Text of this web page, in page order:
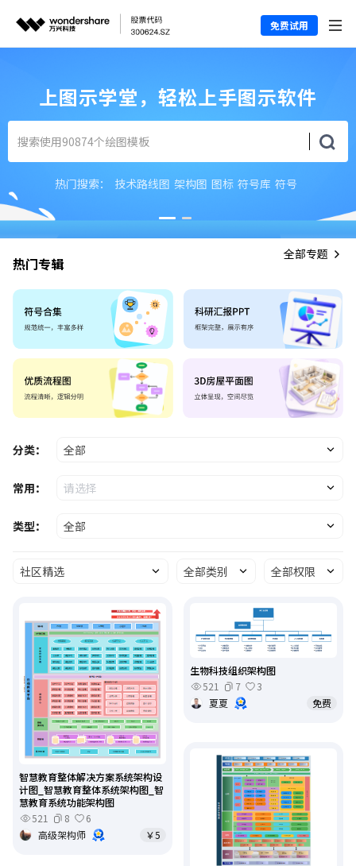
免费试用
上图示学堂，轻松上手图示软件
热门搜索： 技术路线图 架构图 图标 符号库 符号
热门专辑
全部专题
分类： 全部
常用： 请选择
类型： 全部
社区精选 全部类别 全部权限
智慧教育整体解决方案系统架构设
计图_智慧教育整体系统架构图_智
慧教育系统功能架构图
521
8
6
高级架构师
￥5
生物科技组织架构图
521
7
3
夏夏
免费